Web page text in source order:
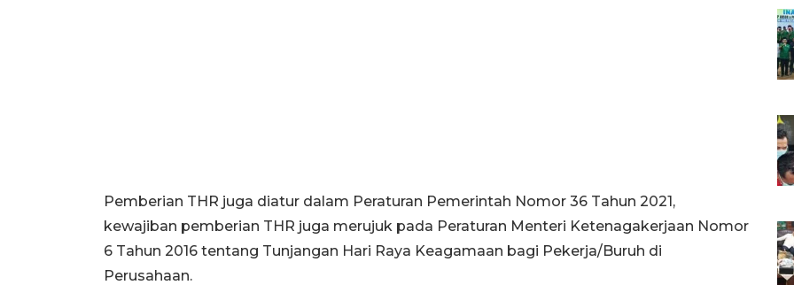
Pemberian THR juga diatur dalam Peraturan Pemerintah Nomor 36 Tahun 2021,
kewajiban pemberian THR juga merujuk pada Peraturan Menteri Ketenagakerjaan Nomor
6 Tahun 2016 tentang Tunjangan Hari Raya Keagamaan bagi Pekerja/Buruh di
Perusahaan.